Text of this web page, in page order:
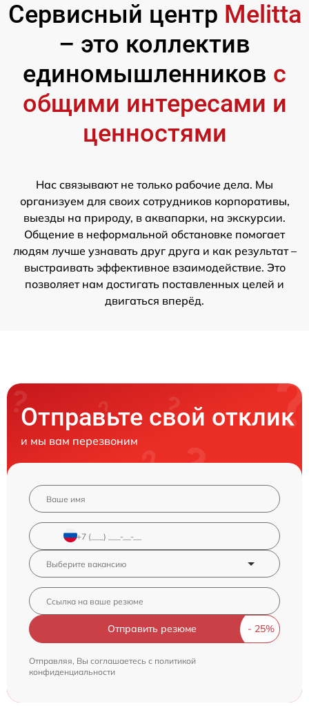
Сервисный центр Melitta
– это коллектив
единомышленников с
общими интересами и
ценностями
Нас связывают не только рабочие дела. Мы
организуем для своих сотрудников корпоративы,
выезды на природу, в аквапарки, на экскурсии.
Общение в неформальной обстановке помогает
людям лучше узнавать друг друга и как результат –
выстраивать эффективное взаимодействие. Это
позволяет нам достигать поставленных целей и
двигаться вперёд.
Отправьте свой отклик
и мы вам перезвоним
Отправить резюме
Отправляя, Вы соглашаетесь с политикой
конфиденциальности